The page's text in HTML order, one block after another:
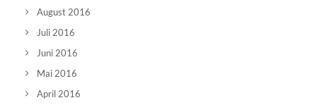
August 2016
Juli 2016
Juni 2016
Mai 2016
April 2016